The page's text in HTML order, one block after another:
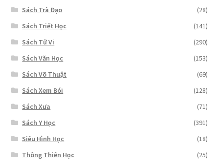
Sách Trà Đạo
(28)
Sách Triết Học
(141)
Sách Tử Vi
(290)
Sách Văn Học
(153)
Sách Võ Thuật
(69)
Sách Xem Bói
(128)
Sách Xưa
(71)
Sách Y Học
(391)
Siêu Hình Học
(18)
Thông Thiên Học
(25)